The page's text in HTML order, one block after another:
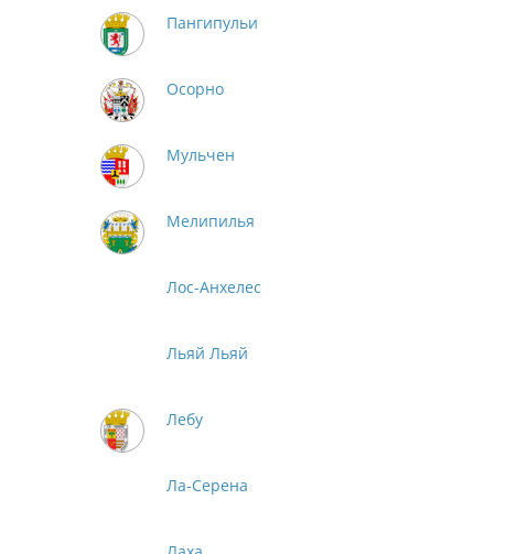
Пангипульи
Осорно
Мульчен
Мелипилья
Лос-Анхелес
Льяй Льяй
Лебу
Ла-Серена